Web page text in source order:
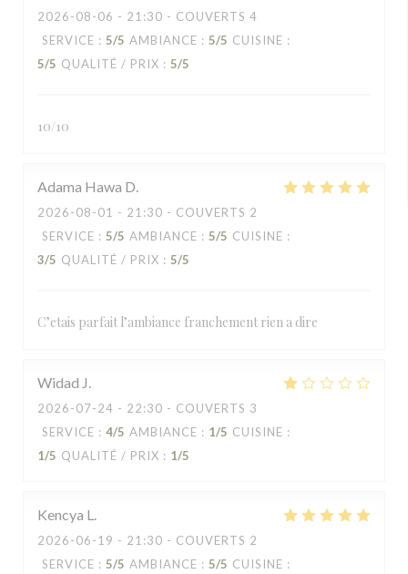
2026-08-06 - 21:30 - COUVERTS 4
SERVICE : 5/5 AMBIANCE : 5/5 CUISINE :
5/5 QUALITÉ / PRIX : 5/5
10/10
Adama Hawa D
2026-08-01 - 21:30 - COUVERTS 2
SERVICE : 5/5 AMBIANCE : 5/5 CUISINE :
3/5 QUALITÉ / PRIX : 5/5
C’etais parfait l’ambiance franchement rien a dire
Widad J
2026-07-24 - 22:30 - COUVERTS 3
SERVICE : 4/5 AMBIANCE : 1/5 CUISINE :
1/5 QUALITÉ / PRIX : 1/5
Kencya L
2026-06-19 - 21:30 - COUVERTS 2
SERVICE : 5/5 AMBIANCE : 5/5 CUISINE :